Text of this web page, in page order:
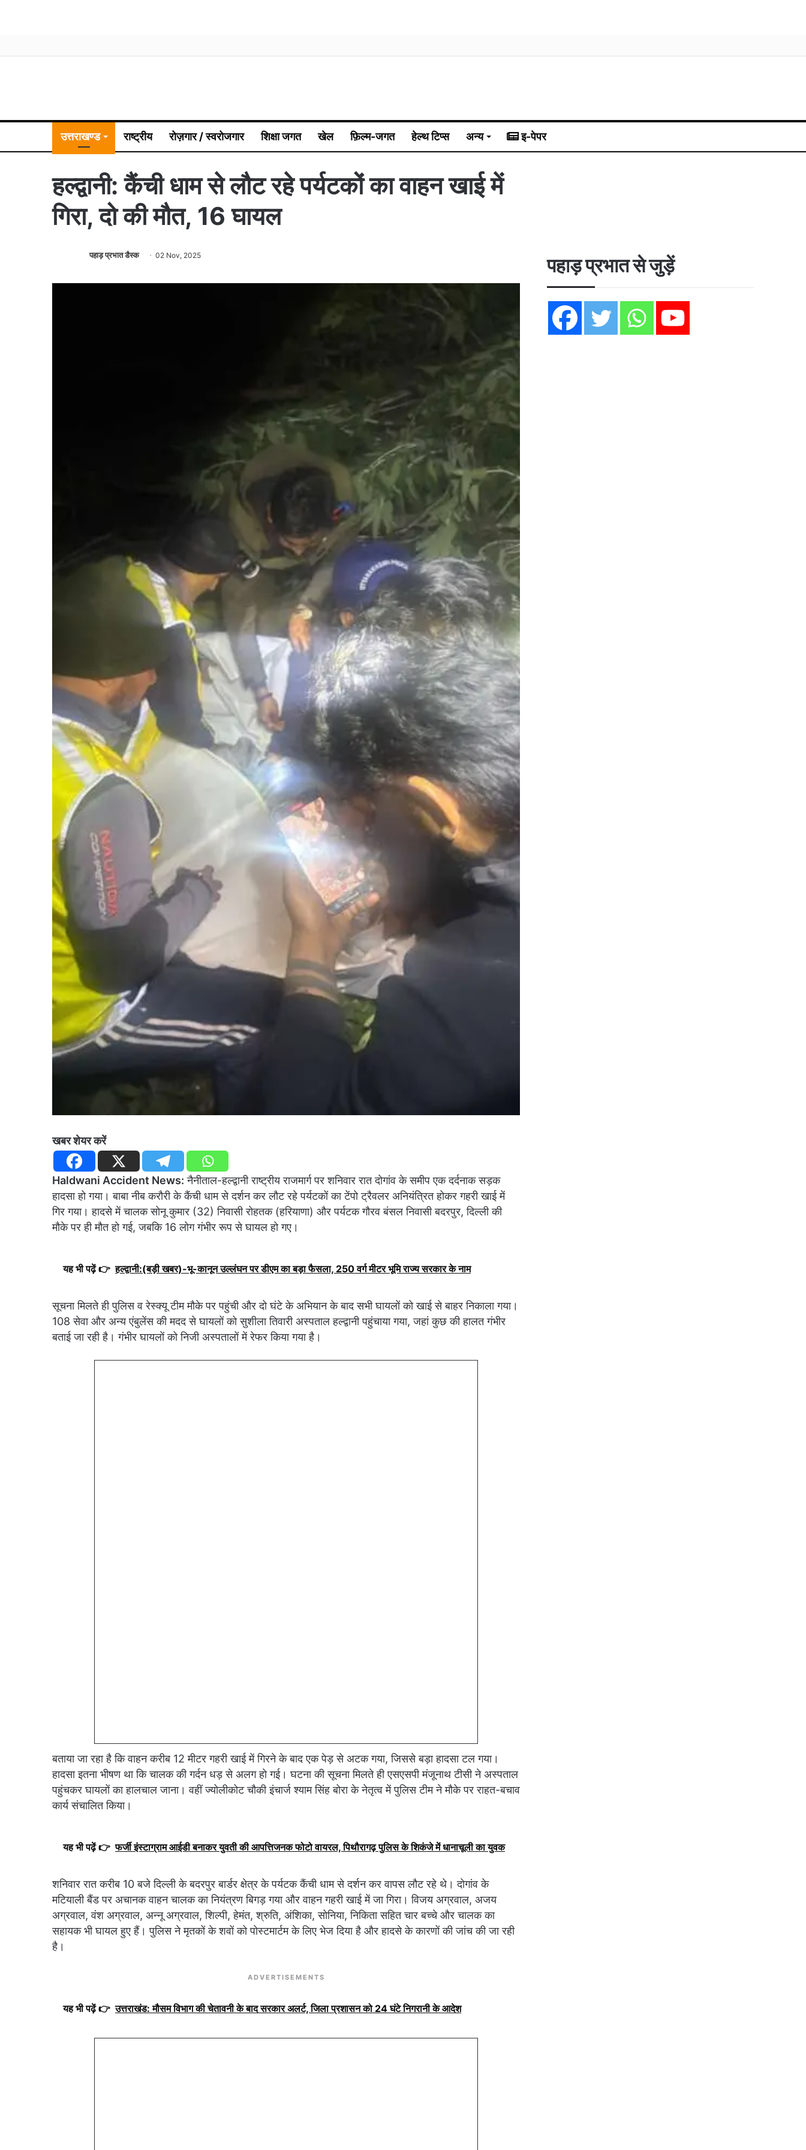
उत्तराखण्ड राष्ट्रीय रोज़गार / स्वरोजगार शिक्षा जगत खेल फ़िल्म-जगत हेल्थ टिप्स अन्य इ-पेपर
हल्द्वानी: कैंची धाम से लौट रहे पर्यटकों का वाहन खाई में
गिरा, दो की मौत, 16 घायल
पहाड़ प्रभात डैस्क 02 Nov, 2025
खबर शेयर करें
Haldwani Accident News: नैनीताल-हल्द्वानी राष्ट्रीय राजमार्ग पर शनिवार रात दोगांव के समीप एक दर्दनाक सड़क
हादसा हो गया। बाबा नीब करौरी के कैंची धाम से दर्शन कर लौट रहे पर्यटकों का टेंपो ट्रैवलर अनियंत्रित होकर गहरी खाई में
गिर गया। हादसे में चालक सोनू कुमार (32) निवासी रोहतक (हरियाणा) और पर्यटक गौरव बंसल निवासी बदरपुर, दिल्ली की
मौके पर ही मौत हो गई, जबकि 16 लोग गंभीर रूप से घायल हो गए।
यह भी पढ़ें 👉 हल्द्वानी:(बड़ी खबर)-भू-कानून उल्लंघन पर डीएम का बड़ा फैसला, 250 वर्ग मीटर भूमि राज्य सरकार के नाम
सूचना मिलते ही पुलिस व रेस्क्यू टीम मौके पर पहुंची और दो घंटे के अभियान के बाद सभी घायलों को खाई से बाहर निकाला गया।
108 सेवा और अन्य एंबुलेंस की मदद से घायलों को सुशीला तिवारी अस्पताल हल्द्वानी पहुंचाया गया, जहां कुछ की हालत गंभीर
बताई जा रही है। गंभीर घायलों को निजी अस्पतालों में रेफर किया गया है।
बताया जा रहा है कि वाहन करीब 12 मीटर गहरी खाई में गिरने के बाद एक पेड़ से अटक गया, जिससे बड़ा हादसा टल गया।
हादसा इतना भीषण था कि चालक की गर्दन धड़ से अलग हो गई। घटना की सूचना मिलते ही एसएसपी मंजूनाथ टीसी ने अस्पताल
पहुंचकर घायलों का हालचाल जाना। वहीं ज्योलीकोट चौकी इंचार्ज श्याम सिंह बोरा के नेतृत्व में पुलिस टीम ने मौके पर राहत-बचाव
कार्य संचालित किया।
यह भी पढ़ें 👉 फर्जी इंस्टाग्राम आईडी बनाकर युवती की आपत्तिजनक फोटो वायरल, पिथौरागढ़ पुलिस के शिकंजे में धानाचूली का युवक
शनिवार रात करीब 10 बजे दिल्ली के बदरपुर बार्डर क्षेत्र के पर्यटक कैंची धाम से दर्शन कर वापस लौट रहे थे। दोगांव के
मटियाली बैंड पर अचानक वाहन चालक का नियंत्रण बिगड़ गया और वाहन गहरी खाई में जा गिरा। विजय अग्रवाल, अजय
अग्रवाल, वंश अग्रवाल, अन्नू अग्रवाल, शिल्पी, हेमंत, श्रुति, अंशिका, सोनिया, निकिता सहित चार बच्चे और चालक का
सहायक भी घायल हुए हैं। पुलिस ने मृतकों के शवों को पोस्टमार्टम के लिए भेज दिया है और हादसे के कारणों की जांच की जा रही
है।
ADVERTISEMENTS
यह भी पढ़ें 👉 उत्तराखंड: मौसम विभाग की चेतावनी के बाद सरकार अलर्ट, जिला प्रशासन को 24 घंटे निगरानी के आदेश
पहाड़ प्रभात से जुड़ें